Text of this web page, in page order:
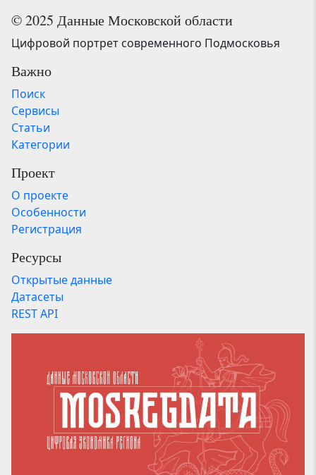
© 2025 Данные Московской области
Цифровой портрет современного Подмосковья
Важно
Поиск
Сервисы
Статьи
Категории
Проект
О проекте
Особенности
Регистрация
Ресурсы
Открытые данные
Датасеты
REST API